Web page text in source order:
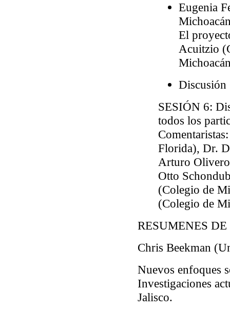
Eugenia
El
Acuitzio
Discusión
SESIÓN 6:
todos los
Comentaristas
Florida), Dr.
Arturo
Otto
(Colegio de
(Colegio de
RESUMENES
Chris Beekman
Nuevos enfoques
Investigaciones
Jalisco.